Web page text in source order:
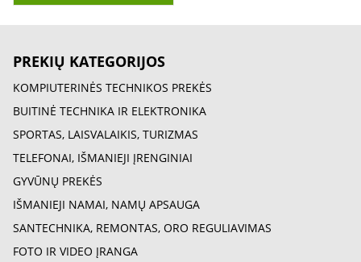
PREKIŲ KATEGORIJOS
KOMPIUTERINĖS TECHNIKOS PREKĖS
BUITINĖ TECHNIKA IR ELEKTRONIKA
SPORTAS, LAISVALAIKIS, TURIZMAS
TELEFONAI, IŠMANIEJI ĮRENGINIAI
GYVŪNŲ PREKĖS
IŠMANIEJI NAMAI, NAMŲ APSAUGA
SANTECHNIKA, REMONTAS, ORO REGULIAVIMAS
FOTO IR VIDEO ĮRANGA